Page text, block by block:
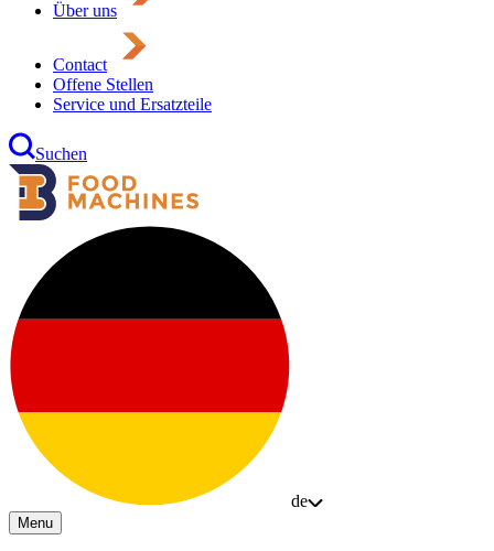
Über uns
Contact
Offene Stellen
Service und Ersatzteile
Suchen
de
Menu